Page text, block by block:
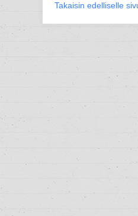
Takaisin edelliselle